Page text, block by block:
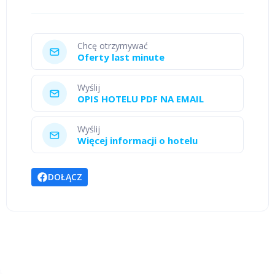
Chcę otrzymywać
Oferty last minute
Wyślij
OPIS HOTELU PDF NA EMAIL
Wyślij
Więcej informacji o hotelu
DOŁĄCZ